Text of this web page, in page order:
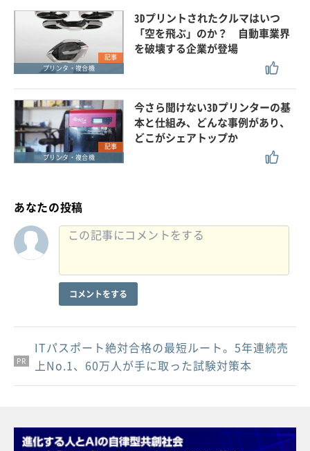
記事
プリンタ・複合機
3Dプリントされたクルマはいつ
「空を飛ぶ」のか？ 自動車業界
を破壊する企業が登場
記事
プリンタ・複合機
今さら聞けない3Dプリンターの基
本と仕組み、どんな事例があり、
どこがシェアトップか
あなたの投稿
コメントをする
PR
PR
PR
ITパスポート絶対合格の最短ルート。5年連続売
上No.1、60万人が手に取った試験対策本